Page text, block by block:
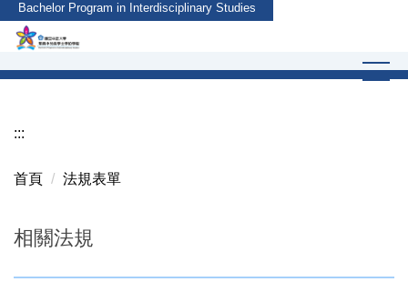
跳
到
要
Bachelor Program in Interdisciplinary Studies
:::
首頁 法規表單
相關法規